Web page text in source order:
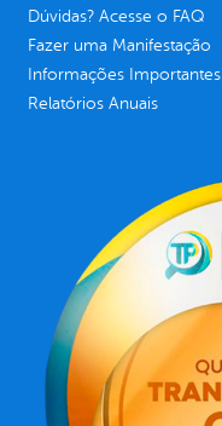
Dúvidas? Acesse o FAQ
Fazer uma Manifestação
Informações Importantes
Relatórios Anuais